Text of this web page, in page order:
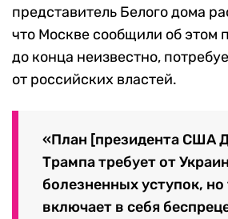
представитель Белого дома
что Москве сообщили об этом
до конца неизвестно,
от российских властей.
«План [президента США
Трампа требует от
болезненных уступок,
включает в себя